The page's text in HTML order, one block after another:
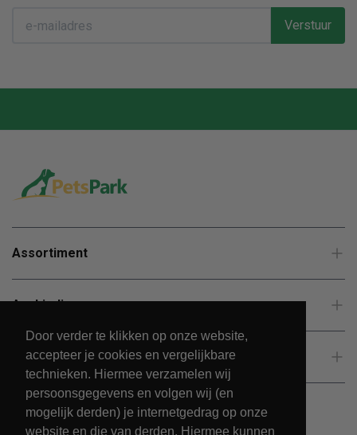
Door verder te klikken op onze website,
accepteer je cookies en vergelijkbare
technieken. Hiermee verzamelen wij
persoonsgegevens en volgen wij (en
mogelijk derden) je internetgedrag op onze
website en die van derden. Hiermee kunnen
Verstuur
Assortiment
Aanbiedingen
Klantenservice